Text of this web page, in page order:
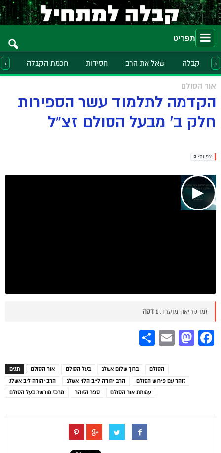
תפריט
קבלה שאל את הרב חסידות חכמת הקבלה ›
‹
אור הסולם
הקדמה לתלמוד עשר הספירות
חלק ב' מבעל הסולם זצ"ל
צפיות: 3
▶
זמן קריאה מוערך: 1 דקה
Facebook
Mastodon
Email
תגים אור הסולם בעל הסולם ברוך שלום אשלג
הסולם
הרב יהודה ליב אשלג
הרב יהודה לייב הלוי אשלג
זוהר עם פירוש הסולם
מרכז מורשת בעל הסולם
ספר הזוהר עמותת אור הסולם